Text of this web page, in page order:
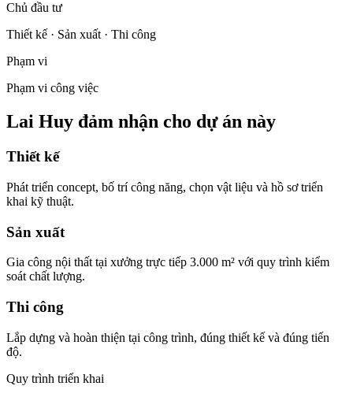
Chủ đầu tư
Thiết kế · Sản xuất · Thi công
Phạm vi
Phạm vi công việc
Lai Huy đảm nhận cho dự án này
Thiết kế
Phát triển concept, bố trí công năng, chọn vật liệu và hồ sơ triển
khai kỹ thuật.
Sản xuất
Gia công nội thất tại xưởng trực tiếp 3.000 m² với quy trình kiểm
soát chất lượng.
Thi công
Lắp dựng và hoàn thiện tại công trình, đúng thiết kế và đúng tiến
độ.
Quy trình triển khai